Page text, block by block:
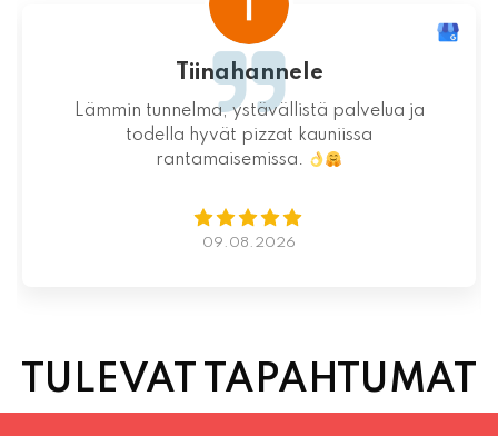
Varmuudella Pohjois-Karjalan parhaat pizzat!
Itsessään paikka ei valitettavasti ole
mitenkään idyllinen.